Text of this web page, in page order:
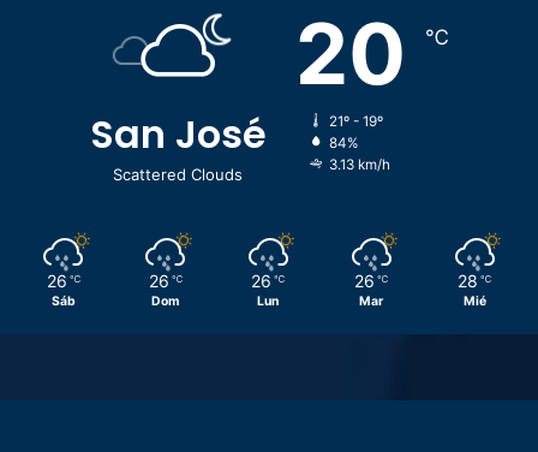
San José
Scattered Clouds
20 ℃
21º - 19º
84%
3.13 km/h
26 ℃
Sáb
26 ℃
Dom
26 ℃
Lun
26 ℃
Mar
28 ℃
Mié